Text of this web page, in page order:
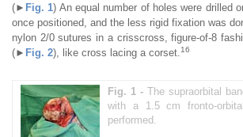
(► Fig. 1) An equal number of holes were drilled
once positioned, and the less rigid fixation was
nylon 2/0 sutures in a crisscross, figure-of-8
(► Fig. 2), like cross lacing a corset. 16
Fig. 1 - The supraorbital
with a 1.5 cm fronto-
performed.